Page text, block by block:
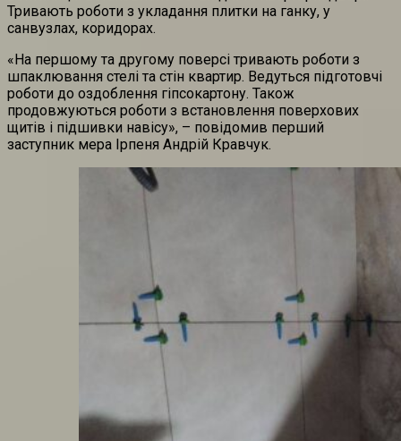
Тривають роботи з укладання плитки на ганку, у
санвузлах, коридорах.
«На першому та другому поверсі тривають роботи з
шпаклювання стелі та стін квартир. Ведуться підготовчі
роботи до оздоблення гіпсокартону. Також
продовжуються роботи з встановлення поверхових
щитів і підшивки навісу», – повідомив перший
заступник мера Ірпеня Андрій Кравчук.